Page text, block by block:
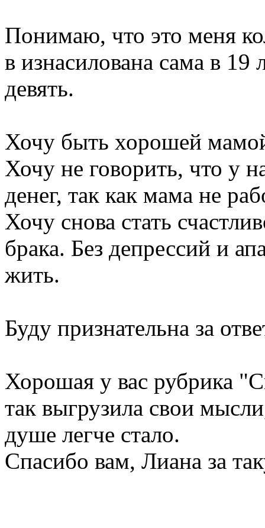
Понимаю, что это меня
в изнасилована сама в 19
девять.
Хочу быть хорошей
Хочу не говорить, что у
денег, так как мама не
Хочу снова стать
брака. Без депрессий и
жить.
Буду признательна за
Хорошая у вас рубрика
так выгрузила свои
душе легче стало.
Спасибо вам, Лиана за